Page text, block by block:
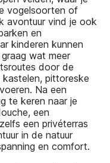
vogelsoorten of
avontuur vind je ook
en
kinderen kunnen
wat meer
door de
kastelen, pittoreske
Na een
te keren naar je
een
een privéterras
in de natuur
en comfort.